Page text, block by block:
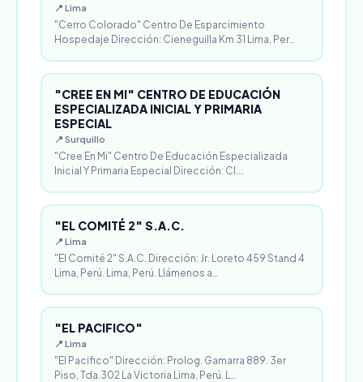
📍 Lima
"Cerro Colorado" Centro De Esparcimiento
Hospedaje Dirección: Cieneguilla Km 31 Lima, Per…
"CREE EN MI" CENTRO DE EDUCACIÓN
ESPECIALIZADA INICIAL Y PRIMARIA
ESPECIAL
📍 Surquillo
"Cree En Mi" Centro De Educación Especializada
Inicial Y Primaria Especial Dirección: Cl.…
"EL COMITÉ 2" S.A.C.
📍 Lima
"El Comité 2" S.A.C. Dirección: Jr. Loreto 459 Stand 4
Lima, Perú. Lima, Perú. Llámenos a…
"EL PACIFICO"
📍 Lima
"El Pacifico" Dirección: Prolog. Gamarra 889. 3er
Piso, Tda.302 La Victoria Lima, Perú. L…